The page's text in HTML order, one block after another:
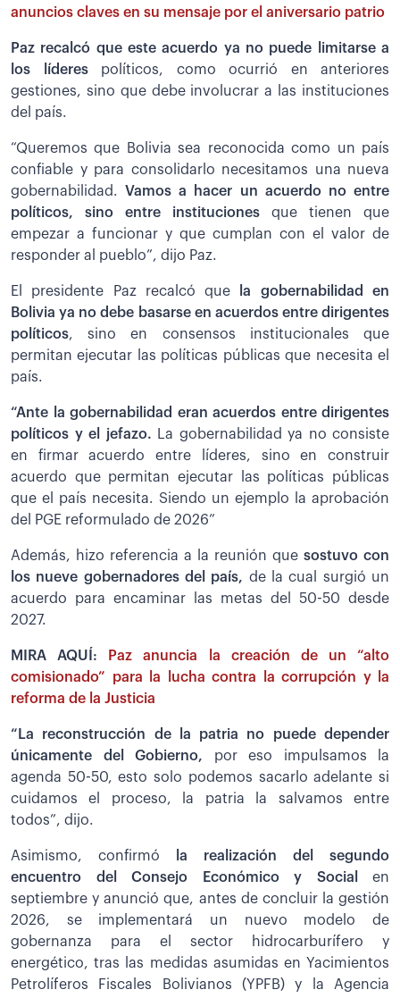
anuncios claves en su mensaje por el aniversario patrio
Paz recalcó que este acuerdo ya no puede limitarse a
los líderespolíticos, como ocurrió en anteriores
gestiones, sino que debe involucrar a las instituciones
del país.
“Queremos que Bolivia sea reconocida como un país
confiable y para consolidarlo necesitamos una nueva
gobernabilidad.
Vamos a hacer un acuerdo no entre
políticos, sino entre instituciones que tienen que
empezar a funcionar y que cumplan con el valor de
responder al pueblo”, dijo Paz.
El presidente Paz recalcó que la gobernabilidad en
Bolivia ya no debe basarse en acuerdos entre dirigentes
políticos, sino en consensos institucionales que
permitan ejecutar las políticas públicas que necesita el
país.
“Ante la gobernabilidad eran acuerdos entre dirigentes
políticos y el jefazo. La gobernabilidad ya no consiste
en firmar acuerdo entre líderes, sino en construir
acuerdo que permitan ejecutar las políticas públicas
que el país necesita. Siendo un ejemplo la aprobación
del PGE reformulado de 2026”
Además, hizo referencia a la reunión que sostuvo con
los nueve gobernadores del país, de la cual surgió un
acuerdo para encaminar las metas del 50-50 desde
2027.
MIRA AQUÍ:
Paz anuncia la creación de un “alto
comisionado” para la lucha contra la corrupción y la
reforma de la Justicia
“La reconstrucción de la patria no puede depender
únicamente del Gobierno, por eso impulsamos la
agenda 50-50, esto solo podemos sacarlo adelante si
cuidamos el proceso, la patria la salvamos entre
todos”, dijo.
Asimismo, confirmó la realización del segundo
encuentro del Consejo Económico y Social en
septiembre y anunció que, antes de concluir la gestión
2026, se implementará un nuevo modelo de
gobernanza para el sector hidrocarburífero y
energético, tras las medidas asumidas en Yacimientos
Petrolíferos Fiscales Bolivianos (YPFB) y la Agencia